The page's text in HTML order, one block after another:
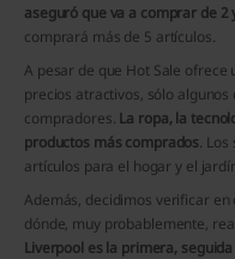
aseguró que va a comprar de 2
comprará más de 5 artículos.
A pesar de que Hot Sale
precios atractivos, sólo
compradores. La ropa, la
productos más comprados.
artículos para el hogar y el
Además, decidimos verificar
dónde, muy probablemente,
Liverpool es la primera,